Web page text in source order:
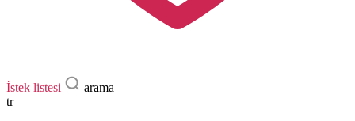
İstek listesi
arama
tr